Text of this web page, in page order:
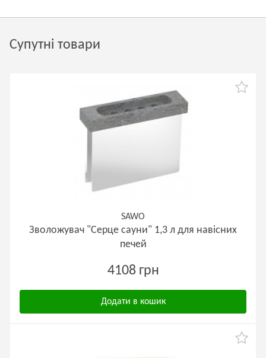
Супутні товари
SAWO
Зволожувач "Серце сауни" 1,3 л для навісних
печей
4108 грн
Додати в кошик